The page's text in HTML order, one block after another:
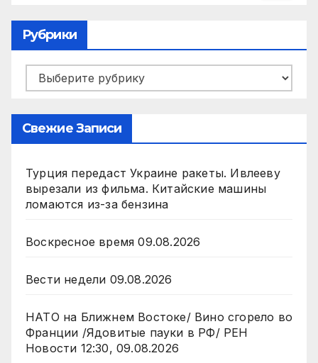
Рубрики
Рубрики
Свежие Записи
Турция передаст Украине ракеты. Ивлееву
вырезали из фильма. Китайские машины
ломаются из-за бензина
Воскресное время 09.08.2026
Вести недели 09.08.2026
НАТО на Ближнем Востоке/ Вино сгорело во
Франции /Ядовитые пауки в РФ/ РЕН
Новости 12:30, 09.08.2026